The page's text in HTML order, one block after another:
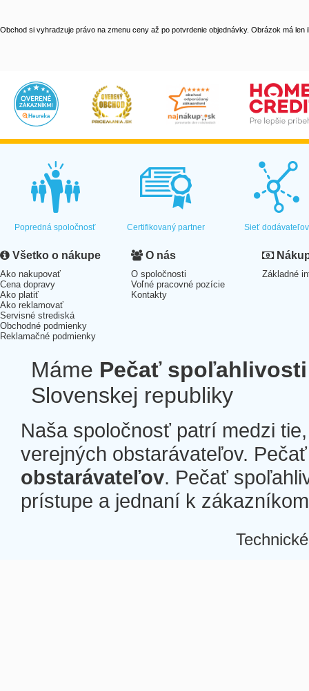
Obchod si vyhradzuje právo na zmenu ceny až po potvrdenie objednávky. Obrázok má len
Popredná spoločnosť Certifikovaný partner Sieť dodávateľov
Všetko o nákupe
Ako nakupovať
Cena dopravy
Ako platiť
Ako reklamovať
Servisné strediská
Obchodné podmienky
Reklamačné podmienky
O nás
O spoločnosti
Voľné pracovné pozície
Kontakty
Základné
Máme Pečať spoľahlivosti
Slovenskej republiky
Naša spoločnosť patrí medzi
verejných obstarávateľov.
obstarávateľov. Pečať
prístupe a jednaní k